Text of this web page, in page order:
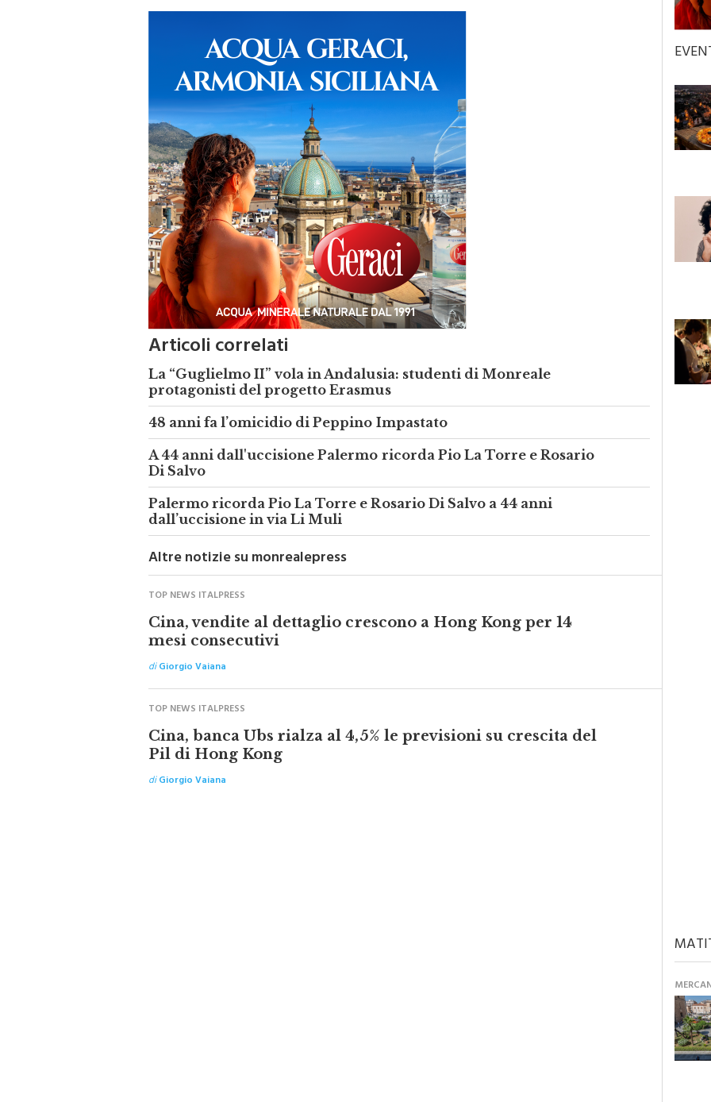
Articoli correlati
La “Guglielmo II” vola in Andalusia: studenti di Monreale
protagonisti del progetto Erasmus
48 anni fa l’omicidio di Peppino Impastato
A 44 anni dall'uccisione Palermo ricorda Pio La Torre e Rosario
Di Salvo
Palermo ricorda Pio La Torre e Rosario Di Salvo a 44 anni
dall’uccisione in via Li Muli
Altre notizie su monrealepress
TOP NEWS ITALPRESS
Cina, vendite al dettaglio crescono a Hong Kong per 14
mesi consecutivi
diGiorgio Vaiana
TOP NEWS ITALPRESS
Cina, banca Ubs rialza al 4,5% le previsioni su crescita del
Pil di Hong Kong
diGiorgio Vaiana